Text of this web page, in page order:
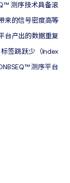
测序技术具备滚
来的信号密度高等
台产出的数据重复
签跳跃少（Index
测序平台